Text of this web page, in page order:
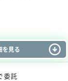
を見る
委託